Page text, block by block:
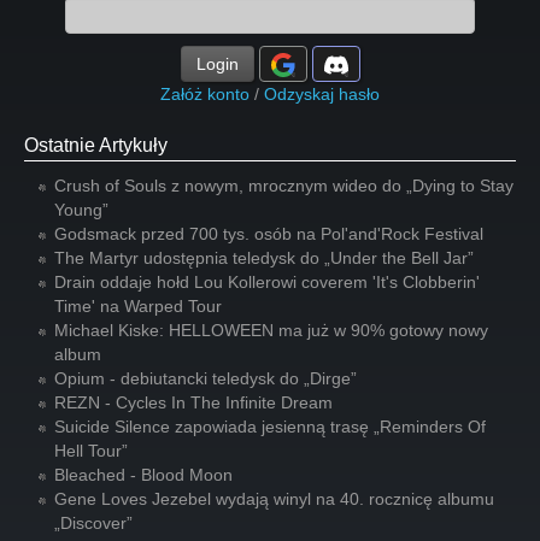
Login
Załóż konto / Odzyskaj hasło
Ostatnie Artykuły
Crush of Souls z nowym, mrocznym wideo do „Dying to Stay
Young”
Godsmack przed 700 tys. osób na Pol'and'Rock Festival
The Martyr udostępnia teledysk do „Under the Bell Jar”
Drain oddaje hołd Lou Kollerowi coverem 'It's Clobberin'
Time' na Warped Tour
Michael Kiske: HELLOWEEN ma już w 90% gotowy nowy
album
Opium - debiutancki teledysk do „Dirge”
REZN - Cycles In The Infinite Dream
Suicide Silence zapowiada jesienną trasę „Reminders Of
Hell Tour”
Bleached - Blood Moon
Gene Loves Jezebel wydają winyl na 40. rocznicę albumu
„Discover”